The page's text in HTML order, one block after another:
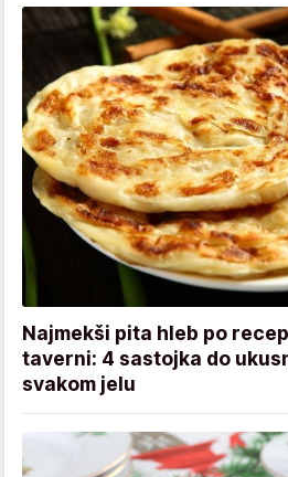
Najmekši pita hleb po
taverni: 4 sastojka do
svakom jelu